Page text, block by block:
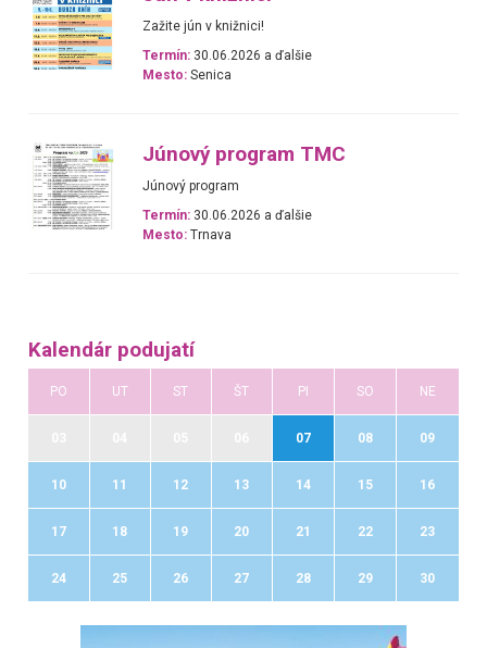
Zažite jún v knižnici!
Termín: 30.06.2026 a ďalšie
Mesto: Senica
Júnový program TMC
Júnový program
Termín: 30.06.2026 a ďalšie
Mesto: Trnava
Kalendár podujatí
PO UT ST ŠT PI SO NE
07 08 09
10 11 12 13 14 15 16
17 18 19 20 21 22 23
24 25 26 27 28 29 30